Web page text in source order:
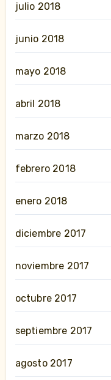
julio 2018
junio 2018
mayo 2018
abril 2018
marzo 2018
febrero 2018
enero 2018
diciembre 2017
noviembre 2017
octubre 2017
septiembre 2017
agosto 2017